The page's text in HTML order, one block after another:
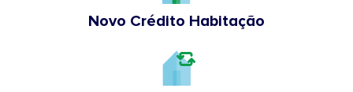
Novo Crédito Habitação